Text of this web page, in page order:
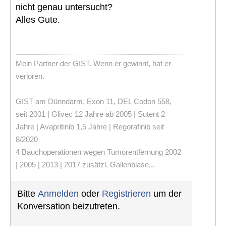
nicht genau untersucht?
Alles Gute.
Mein Partner der GIST. Wenn er gewinnt, hat er
verloren.
GIST am Dünndarm, Exon 11, DEL Codon 558,
seit 2001 | Glivec 12 Jahre ab 2005 | Sutent 2
Jahre | Avapritinib 1,5 Jahre | Regorafinib seit
8/2020
4 Bauchoperationen wegen Tumorentfernung 2002
| 2005 | 2013 | 2017 zusätzl. Gallenblase...
Bitte Anmelden oder Registrieren um der
Konversation beizutreten.